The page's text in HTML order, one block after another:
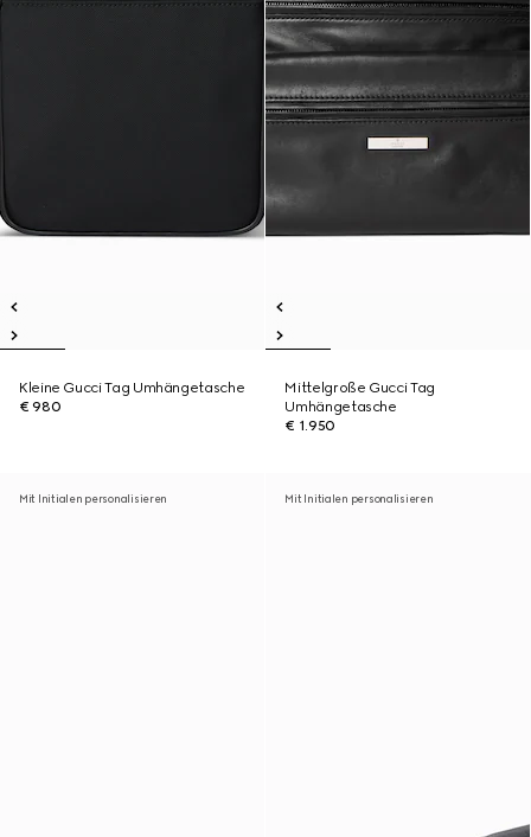
Kleine Gucci Tag Umhängetasche
€ 980
Mittelgroße Gucci Tag
Umhängetasche
€ 1.950
Mit Initialen personalisieren Mit Initialen personalisieren